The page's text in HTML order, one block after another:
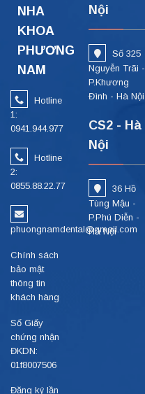
NHA
KHOA
PHƯƠNG
NAM
Hotline
1:
0941.944.977
Hotline
2:
0855.88.22.77
phuongnamdental@gmail.com
Chính sách
bảo mật
thông tin
khách hàng
Số Giấy
chứng nhận
ĐKDN:
01f8007506
Đăng ký lần
Nội
Số 325
Nguyễn Trãi -
P.Khương
Đình - Hà Nội
CS2 - Hà
Nội
36 Hồ
Tùng Mậu -
P.Phú Diễn -
Hà Nội